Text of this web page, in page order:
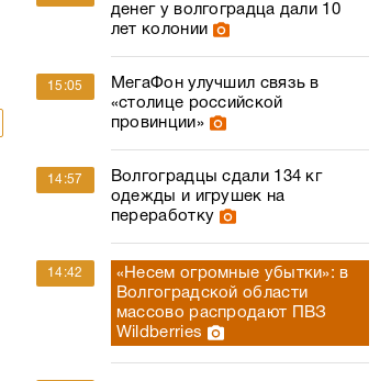
денег у волгоградца дали 10
лет колонии
15:05
МегаФон улучшил связь в
«столице российской
провинции»
14:57
Волгоградцы сдали 134 кг
одежды и игрушек на
переработку
14:42
«Несем огромные убытки»: в
Волгоградской области
массово распродают ПВЗ
Wildberries